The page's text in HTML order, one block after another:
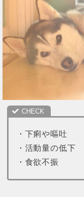
・下痢や嘔吐
・活動量の低下
・食欲不振